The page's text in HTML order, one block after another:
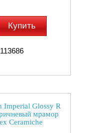
Купить
Imperial Glossy R
мрамор
Ceramiche